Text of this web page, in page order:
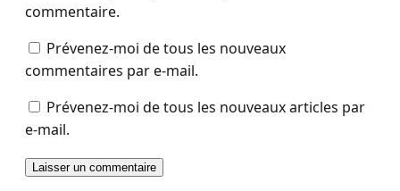
commentaire.
Prévenez-moi de tous les nouveaux
commentaires par e-mail.
Prévenez-moi de tous les nouveaux articles par
e-mail.